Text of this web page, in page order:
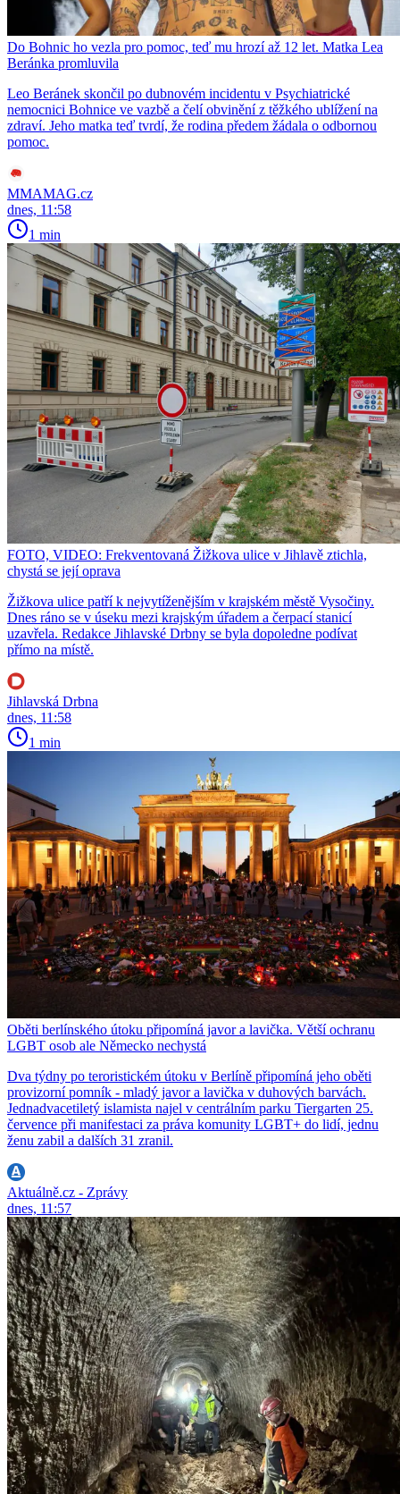
Do Bohnic ho vezla pro pomoc, teď mu hrozí až 12 let. Matka Lea
Beránka promluvila
Leo Beránek skončil po dubnovém incidentu v Psychiatrické
nemocnici Bohnice ve vazbě a čelí obvinění z těžkého ublížení na
zdraví. Jeho matka teď tvrdí, že rodina předem žádala o odbornou
pomoc.
MMAMAG.cz
dnes, 11:58
1 min
FOTO, VIDEO: Frekventovaná Žižkova ulice v Jihlavě ztichla,
chystá se její oprava
Žižkova ulice patří k nejvytíženějším v krajském městě Vysočiny.
Dnes ráno se v úseku mezi krajským úřadem a čerpací stanicí
uzavřela. Redakce Jihlavské Drbny se byla dopoledne podívat
přímo na místě.
Jihlavská Drbna
dnes, 11:58
1 min
Oběti berlínského útoku připomíná javor a lavička. Větší ochranu
LGBT osob ale Německo nechystá
Dva týdny po teroristickém útoku v Berlíně připomíná jeho oběti
provizorní pomník - mladý javor a lavička v duhových barvách.
Jednadvacetiletý islamista najel v centrálním parku Tiergarten 25.
července při manifestaci za práva komunity LGBT+ do lidí, jednu
ženu zabil a dalších 31 zranil.
Aktuálně.cz - Zprávy
dnes, 11:57